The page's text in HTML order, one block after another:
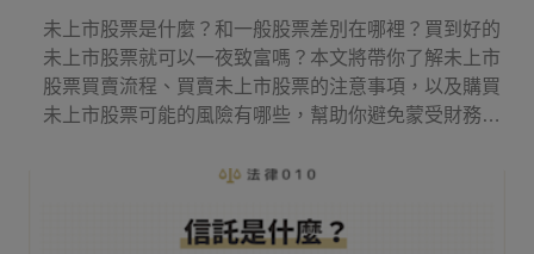
未上市股票是什麼？和一般股票差別在哪裡？買到好的
未上市股票就可以一夜致富嗎？本文將帶你了解未上市
股票買賣流程、買賣未上市股票的注意事項，以及購買
未上市股票可能的風險有哪些，幫助你避免蒙受財務損